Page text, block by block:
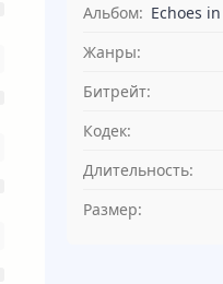
Альбом: Echoes
Жанры:
Битрейт:
Кодек:
Длительность:
Размер: